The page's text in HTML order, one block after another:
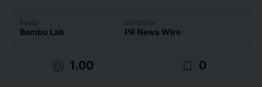
Fonte
Bambu Lab
Emittente
PR News Wire
target 1.00 bookmark_border 0